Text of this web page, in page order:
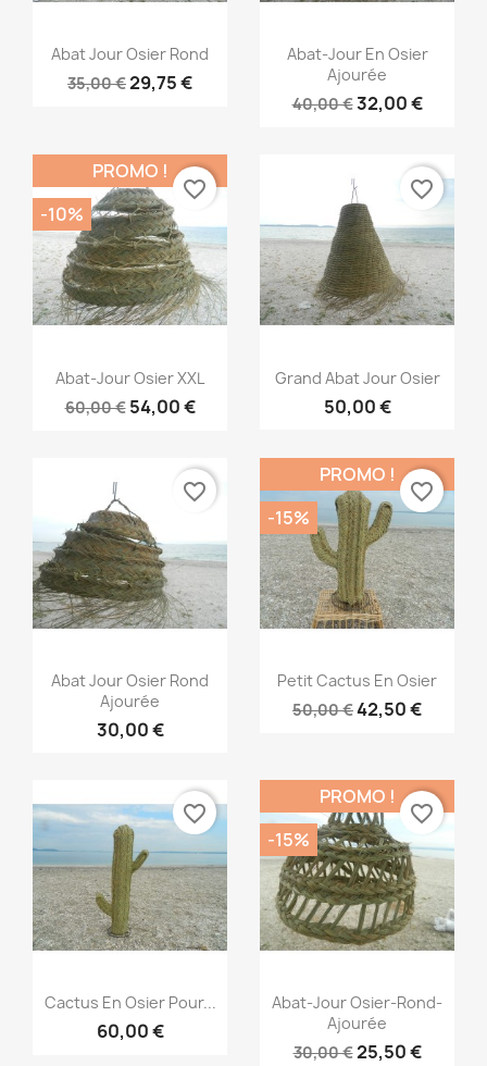
Aperçu rapide
Abat Jour Osier Rond
35,00 €29,75 €
Aperçu rapide
Abat-Jour En Osier
Ajourée
40,00 €32,00 €
Aperçu rapide
Abat-Jour Osier XXL
60,00 € 54,00 €
PROMO !
-10%
favorite_border
Aperçu rapide
Grand Abat Jour Osier
50,00 €
favorite_border
Aperçu rapide
Abat Jour Osier Rond
Ajourée
30,00 €
favorite_border
Aperçu rapide
Petit Cactus En Osier
50,00 €42,50 €
PROMO !
-15%
favorite_border
Aperçu rapide
Cactus En Osier Pour...
60,00 €
favorite_border
Aperçu rapide
Abat-Jour Osier-Rond-
Ajourée
30,00 €25,50 €
PROMO !
-15%
favorite_border